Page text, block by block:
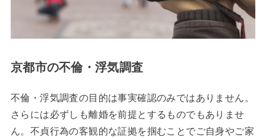
京都市の不倫・浮気調査
不倫・浮気調査の目的は事実確認のみではありません。
さらには必ずしも離婚を前提とするものでもありませ
ん。不貞行為の客観的な証拠を掴むことでご自身やご家